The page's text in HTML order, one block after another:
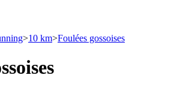
>10 km>Foulées gossoises